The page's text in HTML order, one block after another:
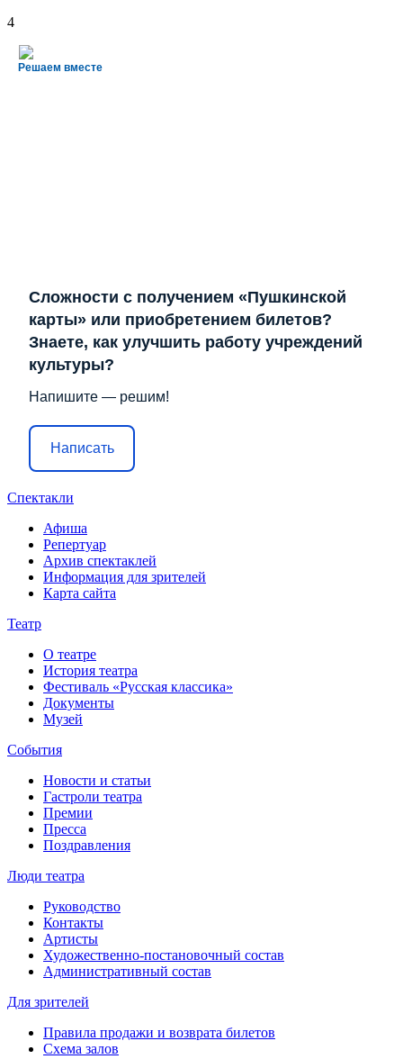
4
Решаем вместе
Сложности с получением «Пушкинской
карты» или приобретением билетов?
Знаете, как улучшить работу учреждений
культуры?
Напишите — решим!
Написать
Спектакли
Афиша
Репертуар
Архив спектаклей
Информация для зрителей
Карта сайта
Театр
О театре
История театра
Фестиваль «Русская классика»
Документы
Музей
События
Новости и статьи
Гастроли театра
Премии
Пресса
Поздравления
Люди театра
Руководство
Контакты
Артисты
Художественно-постановочный состав
Административный состав
Для зрителей
Правила продажи и возврата билетов
Схема залов